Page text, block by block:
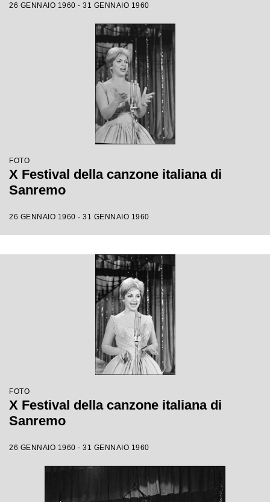
26 GENNAIO 1960 - 31 GENNAIO 1960
FOTO
X Festival della canzone italiana di
Sanremo
26 GENNAIO 1960 - 31 GENNAIO 1960
FOTO
X Festival della canzone italiana di
Sanremo
26 GENNAIO 1960 - 31 GENNAIO 1960